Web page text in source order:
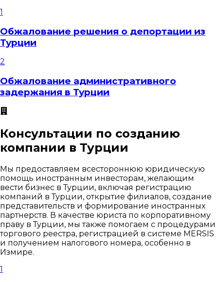
1
Обжалование решения о депортации из
Турции
2
Обжалование административного
задержания в Турции
Консультации по созданию
компании в Турции
Мы предоставляем всестороннюю юридическую
помощь иностранным инвесторам, желающим
вести бизнес в Турции, включая регистрацию
компаний в Турции, открытие филиалов, создание
представительств и формирование иностранных
партнерств. В качестве юриста по корпоративному
праву в Турции, мы также помогаем с процедурами
торгового реестра, регистрацией в системе MERSIS
и получением налогового номера, особенно в
Измире.
1